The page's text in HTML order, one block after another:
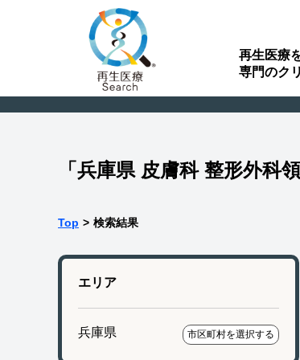
再生医療
専門のク
「兵庫県 皮膚科 整形外
Top > 検索結果
エリア
兵庫県 市区町村を選択する